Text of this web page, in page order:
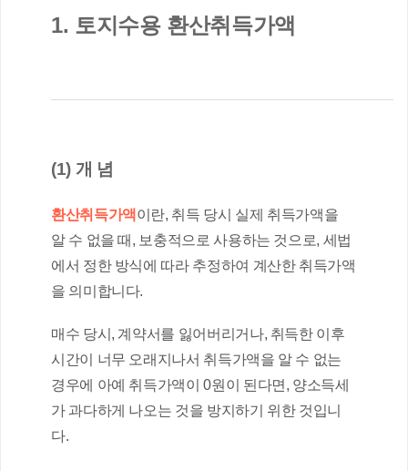
1. 토지수용 환산취득가액
(1) 개 념
환산취득가액이란, 취득 당시 실제 취득가액을
알 수 없을 때, 보충적으로 사용하는 것으로, 세법
에서 정한 방식에 따라 추정하여 계산한 취득가액
을 의미합니다.
매수 당시, 계약서를 잃어버리거나, 취득한 이후
시간이 너무 오래지나서 취득가액을 알 수 없는
경우에 아예 취득가액이 0원이 된다면, 양소득세
가 과다하게 나오는 것을 방지하기 위한 것입니
다.